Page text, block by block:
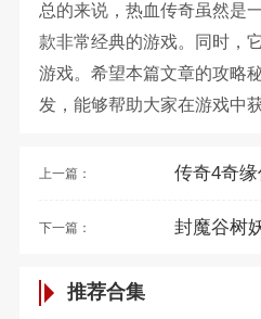
总的来说，热血传奇虽然是
款非常经典的游戏。同时，
游戏。希望本篇文章的攻略
发，能够帮助大家在游戏中
上一篇： 传奇4奇
下一篇： 封魔谷树
推荐合集